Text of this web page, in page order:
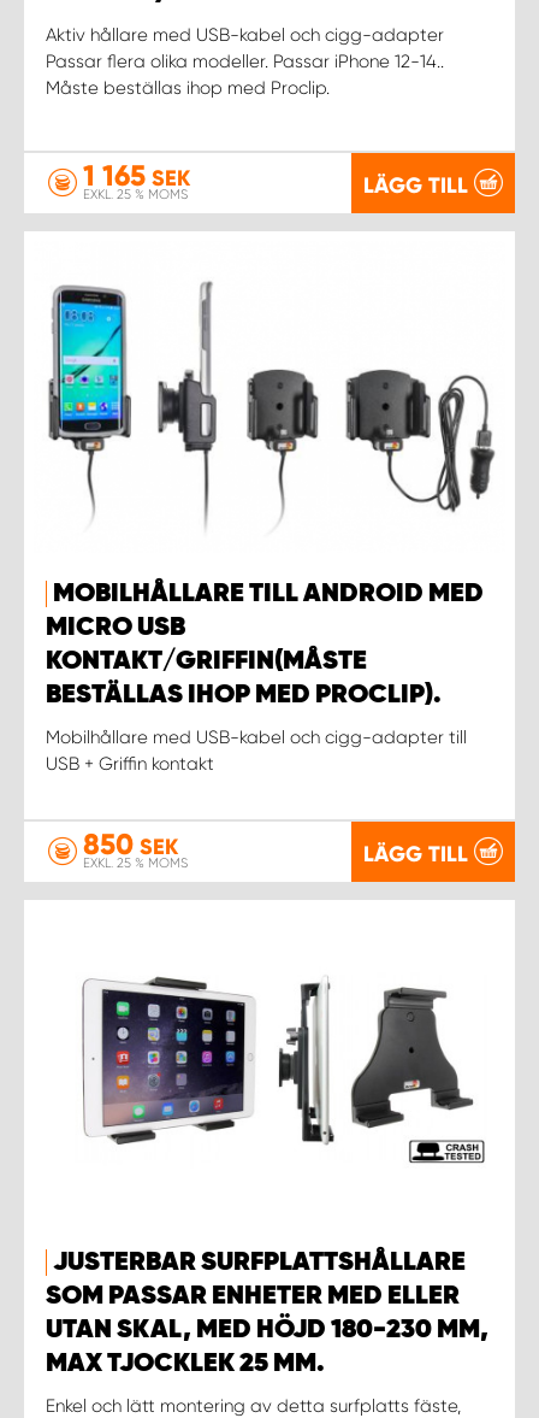
Aktiv hållare med USB-kabel och cigg-adapter
Passar flera olika modeller. Passar iPhone 12-14..
Måste beställas ihop med Proclip.
1 165 SEK
EXKL. 25 % MOMS LÄGG TILL
MOBILHÅLLARE TILL ANDROID MED
MICRO USB
KONTAKT/GRIFFIN(MÅSTE
BESTÄLLAS IHOP MED PROCLIP).
Mobilhållare med USB-kabel och cigg-adapter till
USB + Griffin kontakt
850 SEK
EXKL. 25 % MOMS LÄGG TILL
JUSTERBAR SURFPLATTSHÅLLARE
SOM PASSAR ENHETER MED ELLER
UTAN SKAL, MED HÖJD 180-230 MM,
MAX TJOCKLEK 25 MM.
Enkel och lätt montering av detta surfplatts fäste,